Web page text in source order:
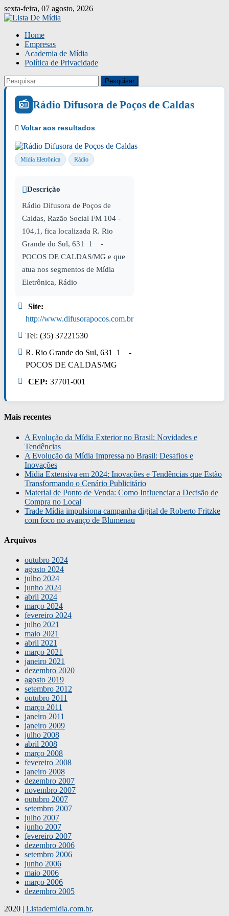
Skip
to
sexta-feira, 07 agosto, 2026
Home
Empresas
Academia de Mídia
Política de Privacidade
Pesquisar
por:
Rádio Difusora de Poços de Caldas
Mídia Eletrônica Rádio
Descrição
Rádio Difusora de Poços de
Caldas, Razão Social FM 104 -
104,1, fica localizada R. Rio
Grande do Sul, 631 1 -
POCOS DE CALDAS/MG e que
atua nos segmentos de Mídia
Eletrônica, Rádio
Site:
http://www.difusorapocos.com.br
Tel: (35) 37221530
R. Rio Grande do Sul, 631 1 -
POCOS DE CALDAS/MG
CEP: 37701-001
Mais recentes
A Evolução da Mídia Exterior no Brasil: Novidades e
Tendências
A Evolução da Mídia Impressa no Brasil: Desafios e
Inovações
Mídia Extensiva em 2024: Inovações e Tendências que Estão
Transformando o Cenário Publicitário
Material de Ponto de Venda: Como Influenciar a Decisão de
Compra no Local
Trade Mídia impulsiona campanha digital de Roberto Fritzke
com foco no avanço de Blumenau
Arquivos
outubro 2024
agosto 2024
julho 2024
junho 2024
abril 2024
março 2024
fevereiro 2024
julho 2021
maio 2021
abril 2021
março 2021
janeiro 2021
dezembro 2020
agosto 2019
setembro 2012
outubro 2011
março 2011
janeiro 2011
janeiro 2009
julho 2008
abril 2008
março 2008
fevereiro 2008
janeiro 2008
dezembro 2007
novembro 2007
outubro 2007
setembro 2007
julho 2007
junho 2007
fevereiro 2007
dezembro 2006
setembro 2006
junho 2006
maio 2006
março 2006
dezembro 2005
2020 | Listademidia.com.br.